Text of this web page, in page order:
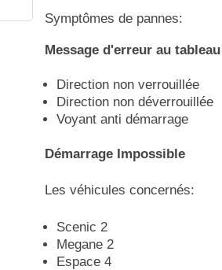
Symptômes de pannes:
Message d'erreur au
Direction non verrouillée
Direction non déverrouillée
Voyant anti démarrage
Démarrage Impossible
Les véhicules concernés:
Scenic 2
Megane 2
Espace 4